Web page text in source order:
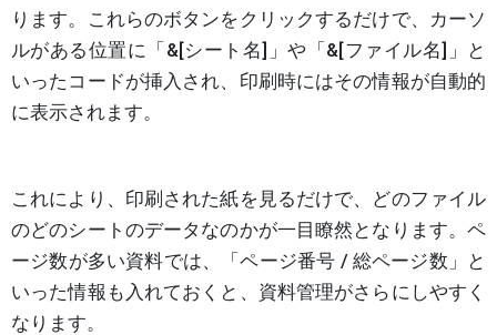
ります。これらのボタンをクリックするだけで、カーソ
ルがある位置に「&[シート名]」や「&[ファイル名]」と
いったコードが挿入され、印刷時にはその情報が自動的
に表示されます。
これにより、印刷された紙を見るだけで、どのファイル
のどのシートのデータなのかが一目瞭然となります。ペ
ージ数が多い資料では、「ページ番号 / 総ページ数」と
いった情報も入れておくと、資料管理がさらにしやすく
なります。